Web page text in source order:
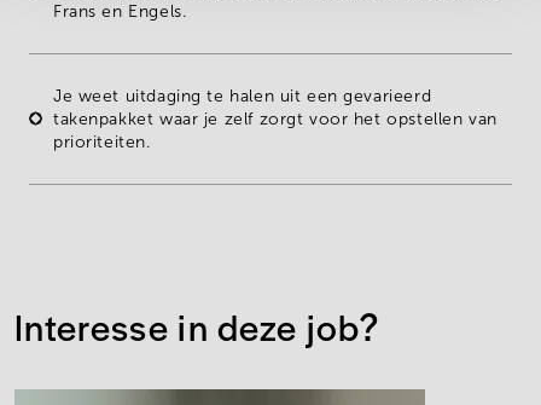
Fransen Engels
Je weet uitdaging te halen uit een gevarieerd
takenpakket waar je zelf zorgt voor het opstellen van
prioriteiten.
Interesse in deze job?